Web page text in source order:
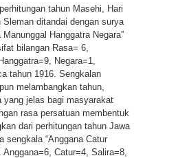
tahun Masehi, Hari
Sleman ditandai dengan surya
Manunggal Hanggatra Negara”
bilangan Rasa= 6,
Negara=1,
tahun 1916. Sengkalan
melambangkan tahun,
yang jelas bagi masyarakat
rasa persatuan membentuk
dari perhitungan tahun Jawa
sengkala “Anggana Catur
Anggana=6, Catur=4, Salira=8,